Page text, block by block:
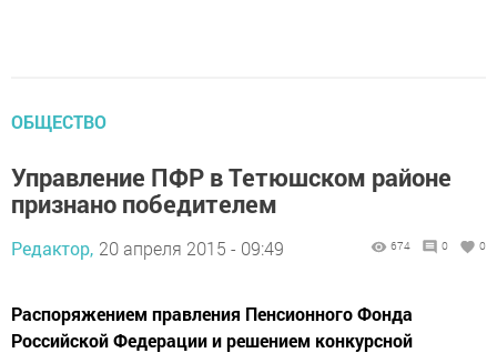
ОБЩЕСТВО
Управление ПФР в Тетюшском районе
признано победителем
Редактор, 20 апреля 2015 - 09:49 674 0 0
Распоряжением правления Пенсионного Фонда
Российской Федерации и решением конкурсной